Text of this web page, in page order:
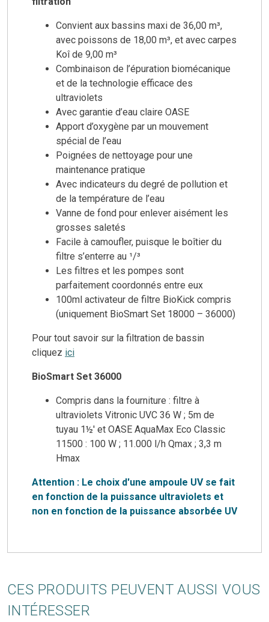
Convient aux bassins maxi de 36,00 m³,
avec poissons de 18,00 m³, et avec carpes
Koî de 9,00 m³
Combinaison de l’épuration biomécanique
et de la technologie efficace des
ultraviolets
Avec garantie d’eau claire OASE
Apport d’oxygène par un mouvement
spécial de l’eau
Poignées de nettoyage pour une
maintenance pratique
Avec indicateurs du degré de pollution et
de la température de l’eau
Vanne de fond pour enlever aisément les
grosses saletés
Facile à camoufler, puisque le boîtier du
filtre s’enterre au ¹/³
Les filtres et les pompes sont
parfaitement coordonnés entre eux
100ml activateur de filtre BioKick compris
(uniquement BioSmart Set 18000 – 36000)
Pour tout savoir sur la filtration de bassin
cliquez ici
BioSmart Set 36000
Compris dans la fourniture : filtre à
ultraviolets Vitronic UVC 36 W ; 5m de
tuyau 1½′ et OASE AquaMax Eco Classic
11500 : 100 W ; 11.000 l/h Qmax ; 3,3 m
Hmax
Attention : Le choix d'une ampoule UV se fait
en fonction de la puissance ultraviolets et
non en fonction de la puissance absorbée UV
CES PRODUITS PEUVENT AUSSI VOUS
INTÉRESSER